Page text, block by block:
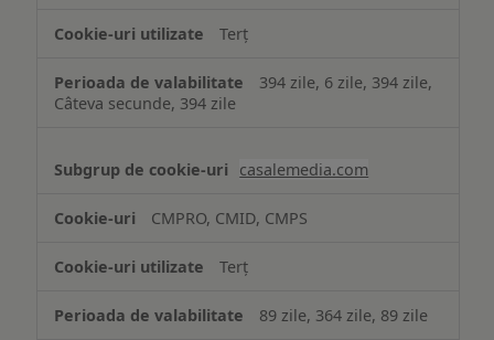
Terț
394 zile, 6 zile, 394 zile,
Câteva secunde, 394 zile
casalemedia.com
CMPRO, CMID, CMPS
Terț
89 zile, 364 zile, 89 zile